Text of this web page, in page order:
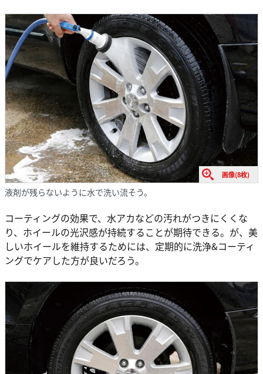
画像(8枚)
液剤が残らないように水で洗い流そう。
コーティングの効果で、水アカなどの汚れがつきにくくな
り、ホイールの光沢感が持続することが期待できる。が、美
しいホイールを維持するためには、定期的に洗浄&コーティ
ングでケアした方が良いだろう。